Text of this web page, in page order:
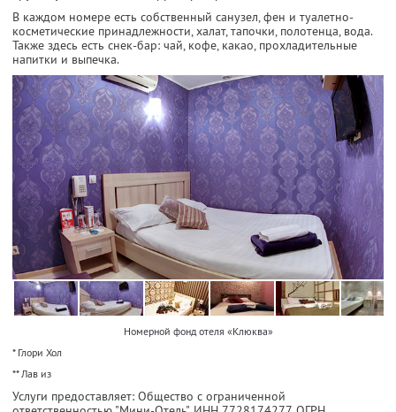
В каждом номере есть собственный санузел, фен и туалетно-
косметические принадлежности, халат, тапочки, полотенца, вода.
Также здесь есть снек-бар: чай, кофе, какао, прохладительные
напитки и выпечка.
Номерной фонд отеля «Клюква»
* Глори Хол
** Лав из
Услуги предоставляет: Общество с ограниченной